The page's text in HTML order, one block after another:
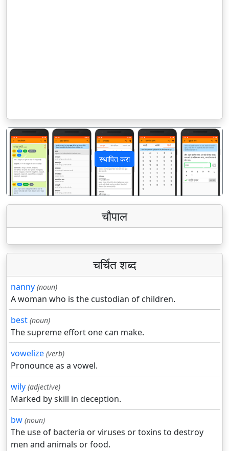
स्थापित करा
पिछला अगला
चौपाल
चर्चित शब्द
nanny (noun)
A woman who is the custodian of children.
best (noun)
The supreme effort one can make.
vowelize (verb)
Pronounce as a vowel.
wily (adjective)
Marked by skill in deception.
bw (noun)
The use of bacteria or viruses or toxins to destroy
men and animals or food.